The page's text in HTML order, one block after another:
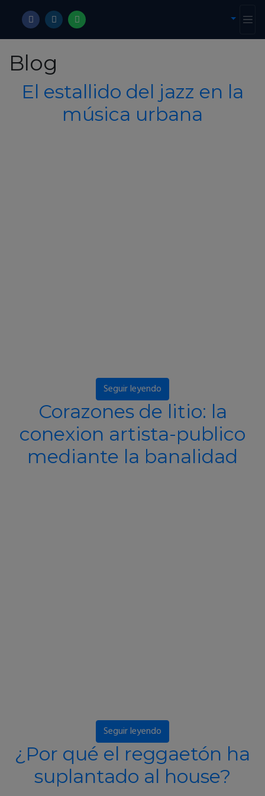
Blog
El estallido del jazz en la
música urbana
Seguir leyendo
Corazones de litio: la
conexion artista-publico
mediante la banalidad
Seguir leyendo
¿Por qué el reggaetón ha
suplantado al house?